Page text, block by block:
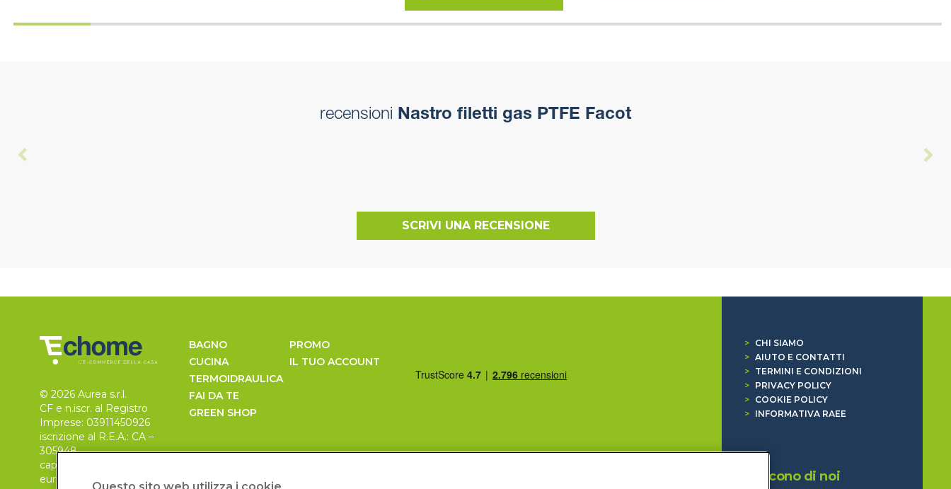
recensioni Nastro filetti gas PTFE Facot
SCRIVI UNA RECENSIONE
© 2026 Aurea s.r.l.
CF e n.iscr. al Registro
Imprese: 03911450926
iscrizione al R.E.A.: CA –
305948
capitale sociale 30.000
euro, i.v.
BAGNO
CUCINA
TERMOIDRAULICA
FAI DA TE
GREEN SHOP
PROMO
IL TUO ACCOUNT
>
CHI SIAMO
> AIUTO E CONTATTI
>
TERMINI E CONDIZIONI
>
PRIVACY POLICY
>
COOKIE POLICY
>
INFORMATIVA RAEE
Dicono di noi